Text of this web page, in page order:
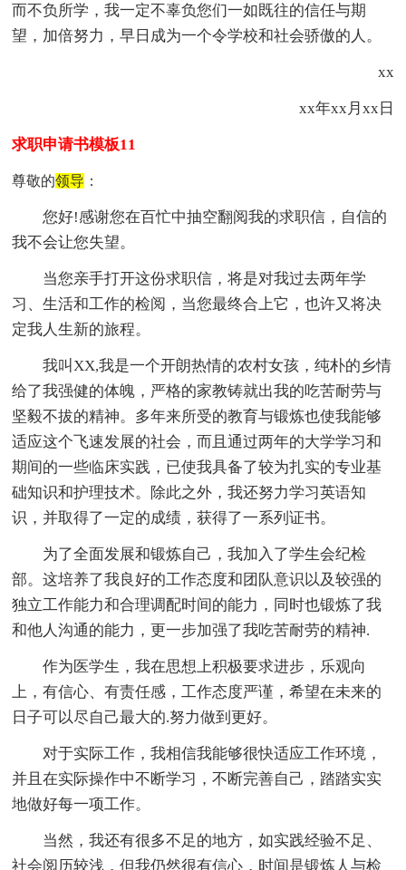
而不负所学，我一定不辜负您们一如既往的信任与期
望，加倍努力，早日成为一个令学校和社会骄傲的人。
xx
xx年xx月xx日
求职申请书模板11
尊敬的领导 ：
您好!感谢您在百忙中抽空翻阅我的求职信，自信的
我不会让您失望。
当您亲手打开这份求职信，将是对我过去两年学
习、生活和工作的检阅，当您最终合上它，也许又将决
定我人生新的旅程。
我叫XX,我是一个开朗热情的农村女孩，纯朴的乡情
给了我强健的体魄，严格的家教铸就出我的吃苦耐劳与
坚毅不拔的精神。多年来所受的教育与锻炼也使我能够
适应这个飞速发展的社会，而且通过两年的大学学习和
期间的一些临床实践，已使我具备了较为扎实的专业基
础知识和护理技术。除此之外，我还努力学习英语知
识，并取得了一定的成绩，获得了一系列证书。
为了全面发展和锻炼自己，我加入了学生会纪检
部。这培养了我良好的工作态度和团队意识以及较强的
独立工作能力和合理调配时间的能力，同时也锻炼了我
和他人沟通的能力，更一步加强了我吃苦耐劳的精神.
作为医学生，我在思想上积极要求进步，乐观向
上，有信心、有责任感，工作态度严谨，希望在未来的
日子可以尽自己最大的.努力做到更好。
对于实际工作，我相信我能够很快适应工作环境，
并且在实际操作中不断学习，不断完善自己，踏踏实实
地做好每一项工作。
当然，我还有很多不足的地方，如实践经验不足、
社会阅历较浅，但我仍然很有信心，时间是锻炼人与检